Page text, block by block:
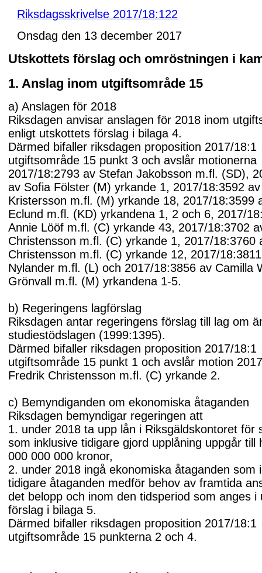
Riksdagsskrivelse 2017/18:122
Onsdag den 13 december 2017
Utskottets förslag och omröstningen i
1. Anslag inom utgiftsområde 15
a) Anslagen för 2018
Riksdagen anvisar anslagen för 2018 inom
enligt utskottets förslag i bilaga 4.
Därmed bifaller riksdagen proposition 2017/18:1
utgiftsområde 15 punkt 3 och avslår motionerna
2017/18:2793 av Stefan Jakobsson m.fl. (SD),
av Sofia Fölster (M) yrkande 1, 2017/18:3592
Kristersson m.fl. (M) yrkande 18, 2017/18:3599
Eclund m.fl. (KD) yrkandena 1, 2 och 6, 2017/
Annie Lööf m.fl. (C) yrkande 43, 2017/18:3702
Christensson m.fl. (C) yrkande 1, 2017/18:3760
Christensson m.fl. (C) yrkande 12, 2017/
Nylander m.fl. (L) och 2017/18:3856 av Camilla
Grönvall m.fl. (M) yrkandena 1-5.
b) Regeringens lagförslag
Riksdagen antar regeringens förslag till lag om
studiestödslagen (1999:1395).
Därmed bifaller riksdagen proposition 2017/18:1
utgiftsområde 15 punkt 1 och avslår motion
Fredrik Christensson m.fl. (C) yrkande 2.
c) Bemyndiganden om ekonomiska åtaganden
Riksdagen bemyndigar regeringen att
1. under 2018 ta upp lån i Riksgäldskontoret för
som inklusive tidigare gjord upplåning uppgår till
000 000 000 kronor,
2. under 2018 ingå ekonomiska åtaganden som
tidigare åtaganden medför behov av framtida
det belopp och inom den tidsperiod som anges i
förslag i bilaga 5.
Därmed bifaller riksdagen proposition 2017/18:1
utgiftsområde 15 punkterna 2 och 4.